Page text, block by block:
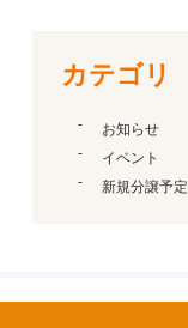
カテゴリ
お知らせ
イベント
新規分譲予定